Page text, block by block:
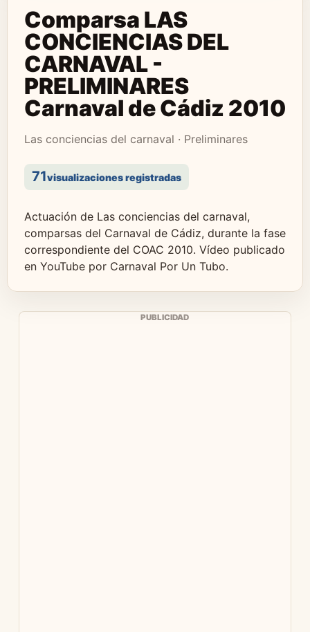
Comparsa LAS
CONCIENCIAS DEL
CARNAVAL -
PRELIMINARES
Carnaval de Cádiz 2010
Las conciencias del carnaval · Preliminares
71visualizaciones registradas
Actuación de Las conciencias del carnaval,
comparsas del Carnaval de Cádiz, durante la fase
correspondiente del COAC 2010. Vídeo publicado
en YouTube por Carnaval Por Un Tubo.
PUBLICIDAD